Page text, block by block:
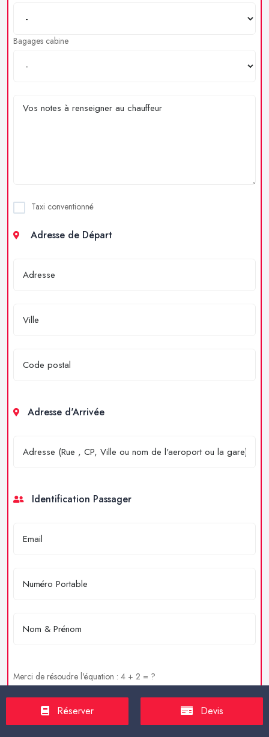
Bagages cabine
Taxi conventionné
Adresse de Départ
Adresse d'Arrivée
Identification Passager
Merci de résoudre l'équation : 4 + 2 = ?
Réserver Devis